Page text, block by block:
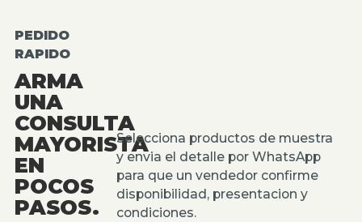
PEDIDO
RAPIDO
ARMA
UNA
CONSULTA
MAYORISTA
EN
POCOS
PASOS.
Selecciona productos de muestra
y envia el detalle por WhatsApp
para que un vendedor confirme
disponibilidad, presentacion y
condiciones.